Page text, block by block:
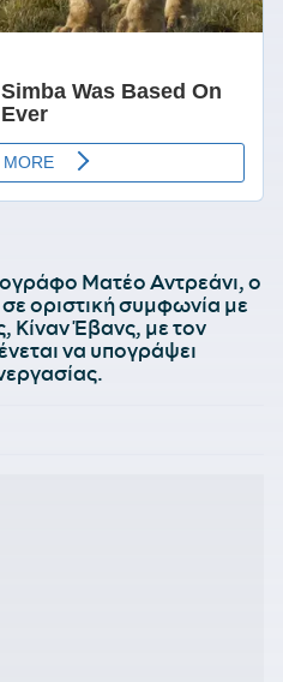
Ματέο Αντρεάνι, ο
οριστική συμφωνία με
Κίναν Έβανς, με τον
να υπογράψει